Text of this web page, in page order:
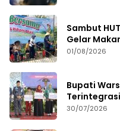
Sambut
Gelar
01/08/2026
Bupati
Prestasi
30/07/2026